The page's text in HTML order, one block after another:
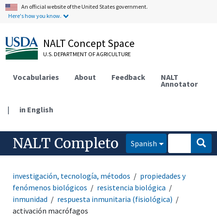
An official website of the United States government.
Here's how you know.
NALT Concept Space
U.S. DEPARTMENT OF AGRICULTURE
Vocabularies About Feedback NALT
Annotator
| in English
NALT Completo Spanish
investigación, tecnología, métodos
propiedades y
fenómenos biológicos
resistencia biológica
inmunidad
respuesta inmunitaria (fisiológica)
activación macrófagos